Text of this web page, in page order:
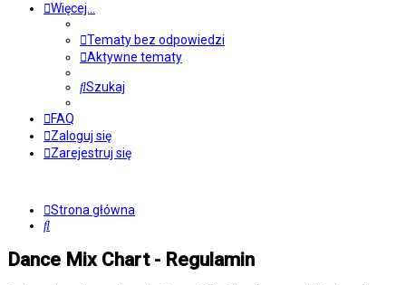
Więcej…
Tematy bez odpowiedzi
Aktywne tematy
Szukaj
FAQ
Zaloguj się
Zarejestruj się
Strona główna
Szukaj
Dance Mix Chart - Regulamin